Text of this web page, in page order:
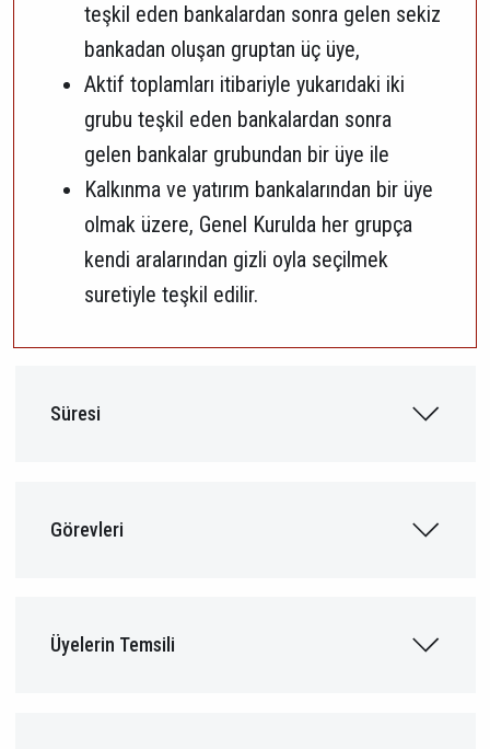
teşkil eden bankalardan sonra gelen sekiz
bankadan oluşan gruptan üç üye,
Aktif toplamları itibariyle yukarıdaki iki
grubu teşkil eden bankalardan sonra
gelen bankalar grubundan bir üye ile
Kalkınma ve yatırım bankalarından bir üye
olmak üzere, Genel Kurulda her grupça
kendi aralarından gizli oyla seçilmek
suretiyle teşkil edilir.
Süresi
Görevleri
Üyelerin Temsili